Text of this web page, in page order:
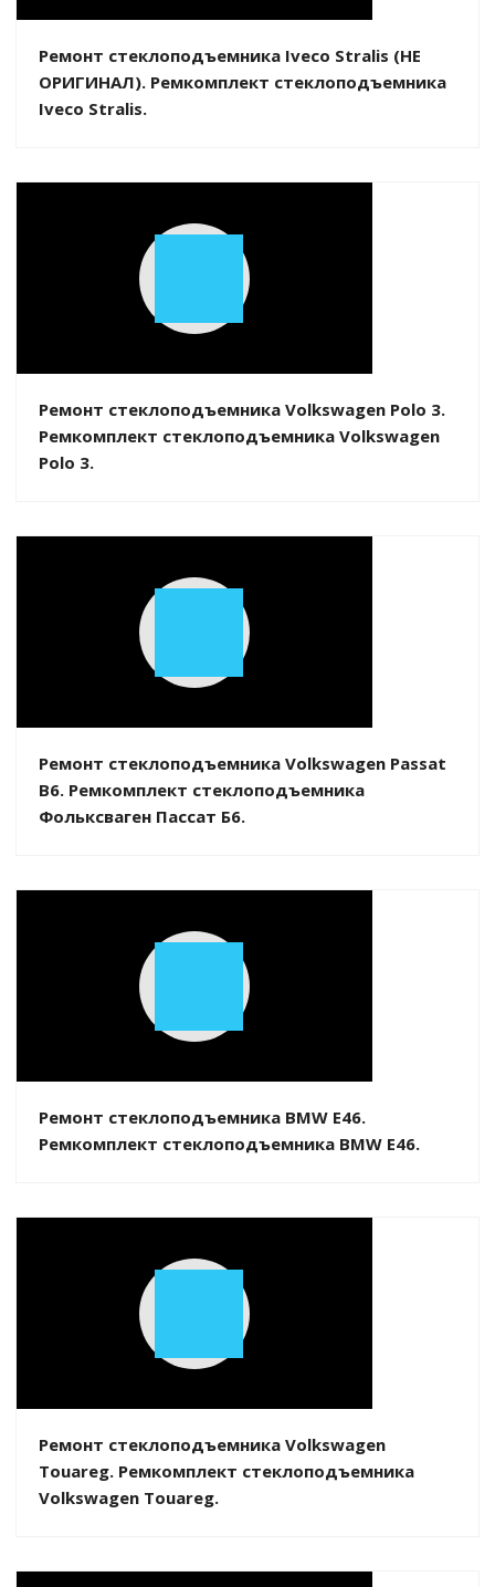
Ремонт стеклоподъемника Iveco Stralis (НЕ
ОРИГИНАЛ). Ремкомплект стеклоподъемника
Iveco Stralis.
Play
Ремонт стеклоподъемника Volkswagen Polo 3.
Ремкомплект стеклоподъемника Volkswagen
Polo 3.
Play
Ремонт стеклоподъемника Volkswagen Passat
B6. Ремкомплект стеклоподъемника
Фольксваген Пассат Б6.
Play
Ремонт стеклоподъемника BMW E46.
Ремкомплект стеклоподъемника BMW E46.
Play
Ремонт стеклоподъемника Volkswagen
Touareg. Ремкомплект стеклоподъемника
Volkswagen Touareg.